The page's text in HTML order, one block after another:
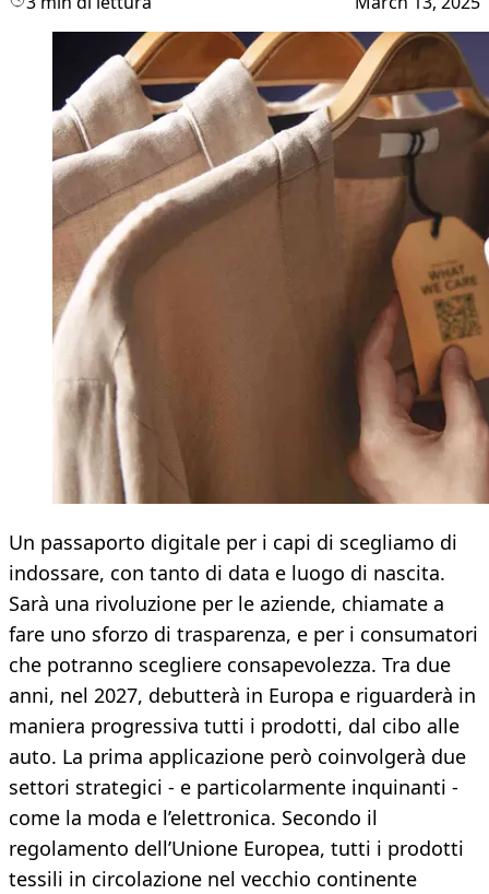
Un passaporto digitale per i capi di scegliamo di
indossare, con tanto di data e luogo di nascita.
Sarà una rivoluzione per le aziende, chiamate a
fare uno sforzo di trasparenza, e per i consumatori
che potranno scegliere consapevolezza. Tra due
anni, nel 2027, debutterà in Europa e riguarderà in
maniera progressiva tutti i prodotti, dal cibo alle
auto. La prima applicazione però coinvolgerà due
settori strategici - e particolarmente inquinanti -
come la moda e l’elettronica. Secondo il
regolamento dell’Unione Europea, tutti i prodotti
tessili in circolazione nel vecchio continente